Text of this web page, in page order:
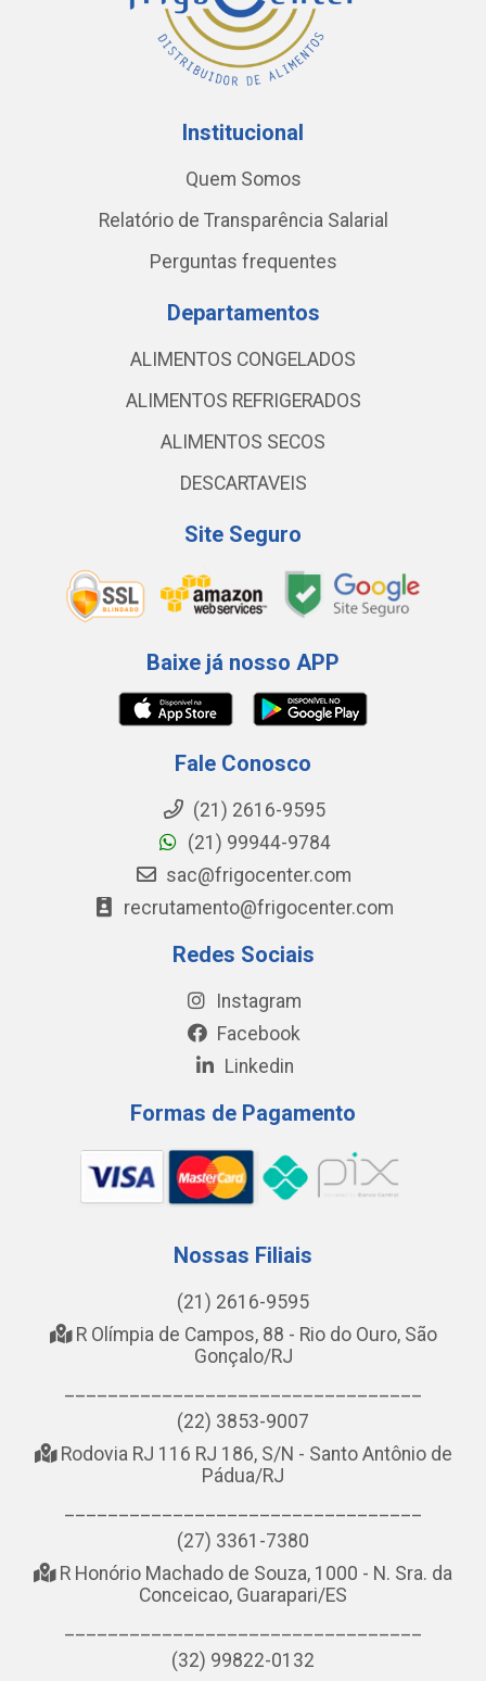
Institucional
Quem Somos
Relatório de Transparência Salarial
Perguntas frequentes
Departamentos
ALIMENTOS CONGELADOS
ALIMENTOS REFRIGERADOS
ALIMENTOS SECOS
DESCARTAVEIS
Site Seguro
Baixe já nosso APP
Fale Conosco
(21) 2616-9595
(21) 99944-9784
sac@frigocenter.com
recrutamento@frigocenter.com
Redes Sociais
Instagram
Facebook
Linkedin
Formas de Pagamento
Nossas Filiais
(21) 2616-9595
R Olímpia de Campos, 88 - Rio do Ouro, São
Gonçalo/RJ
(22) 3853-9007
Rodovia RJ 116 RJ 186, S/N - Santo Antônio de
Pádua/RJ
(27) 3361-7380
R Honório Machado de Souza, 1000 - N. Sra. da
Conceicao, Guarapari/ES
(32) 99822-0132